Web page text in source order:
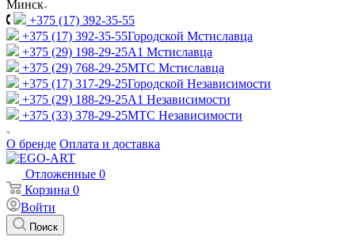
Минск
+375 (17) 392-35-55
+375 (17) 392-35-55Городской Мстиславца
+375 (29) 198-29-25A1 Мстиславца
+375 (29) 768-29-25МТС Мстиславца
+375 (17) 317-29-25Городской Независимости
+375 (29) 188-29-25A1 Независимости
+375 (33) 378-29-25МТС Независимости
О бренде Оплата и доставка
Отложенные 0
Корзина 0
Войти
Поиск